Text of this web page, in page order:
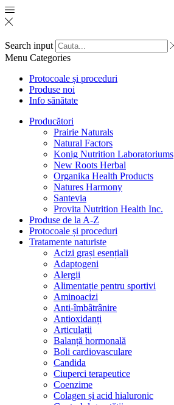
Search input
Menu Categories
Protocoale și proceduri
Produse noi
Info sănătate
Producători
Prairie Naturals
Natural Factors
Konig Nutrition Laboratoriums
New Roots Herbal
Organika Health Products
Natures Harmony
Santevia
Provita Nutrition Health Inc.
Produse de la A-Z
Protocoale și proceduri
Tratamente naturiste
Acizi grași esențiali
Adaptogeni
Alergii
Alimentație pentru sportivi
Aminoacizi
Anti-îmbâtrânire
Antioxidanți
Articulații
Balanță hormonală
Boli cardiovasculare
Candida
Ciuperci terapeutice
Coenzime
Colagen și acid hialuronic